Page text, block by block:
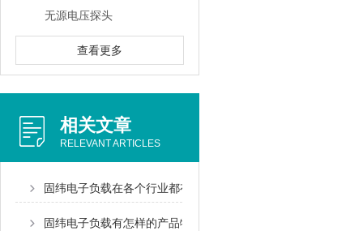
无源电压探头
查看更多
相关文章
RELEVANT ARTICLES
固纬电子负载在各个行业都有广泛的应用
固纬电子负载有怎样的产品特点？